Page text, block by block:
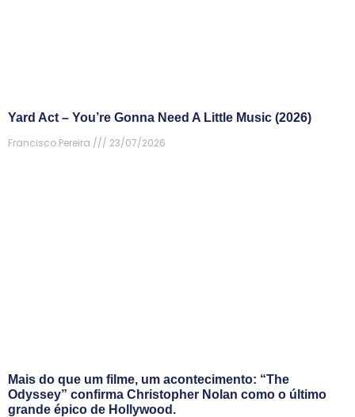
Yard Act – You’re Gonna Need A Little Music (2026)
Francisco Pereira
23/07/2026
Mais do que um filme, um acontecimento: “The
Odyssey” confirma Christopher Nolan como o último
grande épico de Hollywood.